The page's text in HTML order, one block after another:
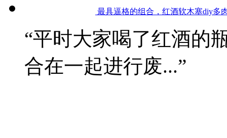
最具逼格的组合，红酒软木塞diy多
“平时大家喝了红酒的
合在一起进行废...”